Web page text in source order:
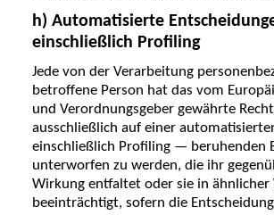
h) Automatisierte
einschließlich Profiling
Jede von der Verarbeitung
betroffene Person hat das vom
und Verordnungsgeber gewährte
ausschließlich auf einer
einschließlich Profiling — beruhenden
unterworfen zu werden, die ihr
Wirkung entfaltet oder sie in ähnlicher
beeinträchtigt, sofern die